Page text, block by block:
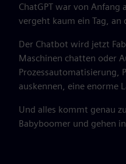
ChatGPT war von
vergeht kaum ein Tag,
Der Chatbot wird jetzt
Maschinen chatten oder
Prozessautomatisierung,
auskennen, eine enorme
Und alles kommt genau
Babyboomer und gehen